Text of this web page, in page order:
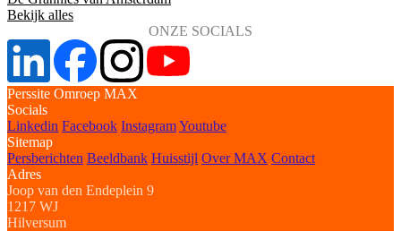
Bekijk alles
ONZE SOCIALS
Perssite Omroep MAX
Socials
Linkedin Facebook InstagramYoutube
Sitemap
Persberichten Beeldbank Huisstijl Over MAX Contact
Adres
Joop van den Endeplein 9
1217 WJ
Hilversum